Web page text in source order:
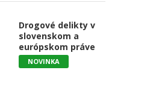
Drogové delikty v
slovenskom a
európskom práve
NOVINKA